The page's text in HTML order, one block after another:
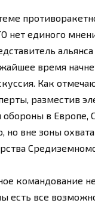
нет единого
альянса
время
Как
разместив
обороны в Европе,
вне зоны
командование
есть все